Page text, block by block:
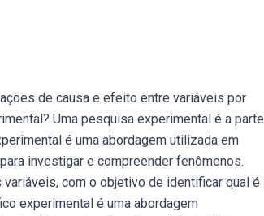
de causa e efeito entre variáveis por
Uma pesquisa experimental é a parte
é uma abordagem utilizada em
investigar e compreender fenômenos.
com o objetivo de identificar qual é
experimental é uma abordagem